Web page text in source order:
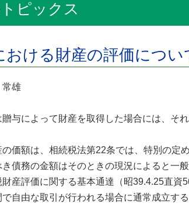
ピックス
おける財産の評価につい
雄
与によって財産を取得した場合には、そ
価額は、相続税法第22条では、特別の定
債務の金額はそのときの現況によると一
財産評価に関する基本通達（昭39.4.25直
自由な取引が行われる場合に通常成立す